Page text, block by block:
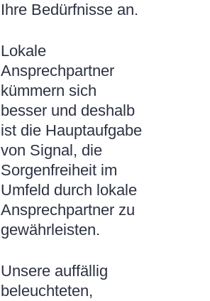
Ihre Bedürfnisse an.
Lokale
Ansprechpartner
kümmern sich
besser und deshalb
ist die Hauptaufgabe
von Signal, die
Sorgenfreiheit im
Umfeld durch lokale
Ansprechpartner zu
gewährleisten.
Unsere auffällig
beleuchteten,